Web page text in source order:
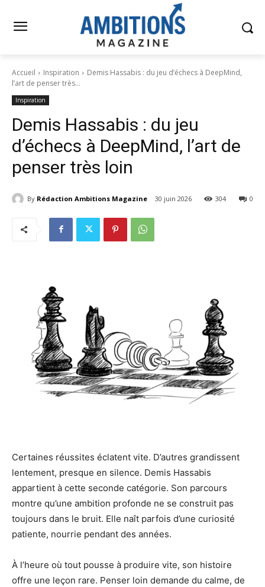
Accueil Inspiration
Demis Hassabis : du jeu d’échecs à DeepMind,
l’art de penser très...
Inspiration
Demis Hassabis : du jeu
d’échecs à DeepMind, l’art de
penser très loin
By Rédaction Ambitions Magazine 30 juin 2026 0
304
Certaines réussites éclatent vite. D’autres grandissent
lentement, presque en silence. Demis Hassabis
appartient à cette seconde catégorie. Son parcours
montre qu’une ambition profonde ne se construit pas
toujours dans le bruit. Elle naît parfois d’une curiosité
patiente, nourrie pendant des années.
À l’heure où tout pousse à produire vite, son histoire
offre une leçon rare. Penser loin demande du calme, de